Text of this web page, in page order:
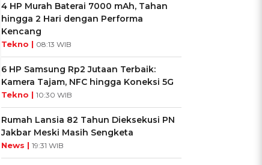
4 HP Murah Baterai 7000 mAh, Tahan
hingga 2 Hari dengan Performa
Kencang
Tekno | 08:13 WIB
6 HP Samsung Rp2 Jutaan Terbaik:
Kamera Tajam, NFC hingga Koneksi 5G
Tekno | 10:30 WIB
Rumah Lansia 82 Tahun Dieksekusi PN
Jakbar Meski Masih Sengketa
News | 19:31 WIB